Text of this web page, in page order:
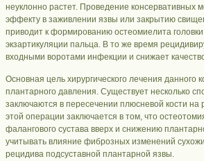
неуклонно растет. Проведение консервативных
эффекту в заживлении язвы или закрытию
приводит к формированию остеомиелита
экзартикуляции пальца. В то же время
входными воротами инфекции и снижает
Основная цель хирургического лечения
плантарного давления. Существует несколько
заключаются в пересечении плюсневой кости
этой операции заключается в том, что
фалангового сустава вверх и снижению
учитывать влияние фиброзных изменений
рецидива подсуставной плантарной язвы.